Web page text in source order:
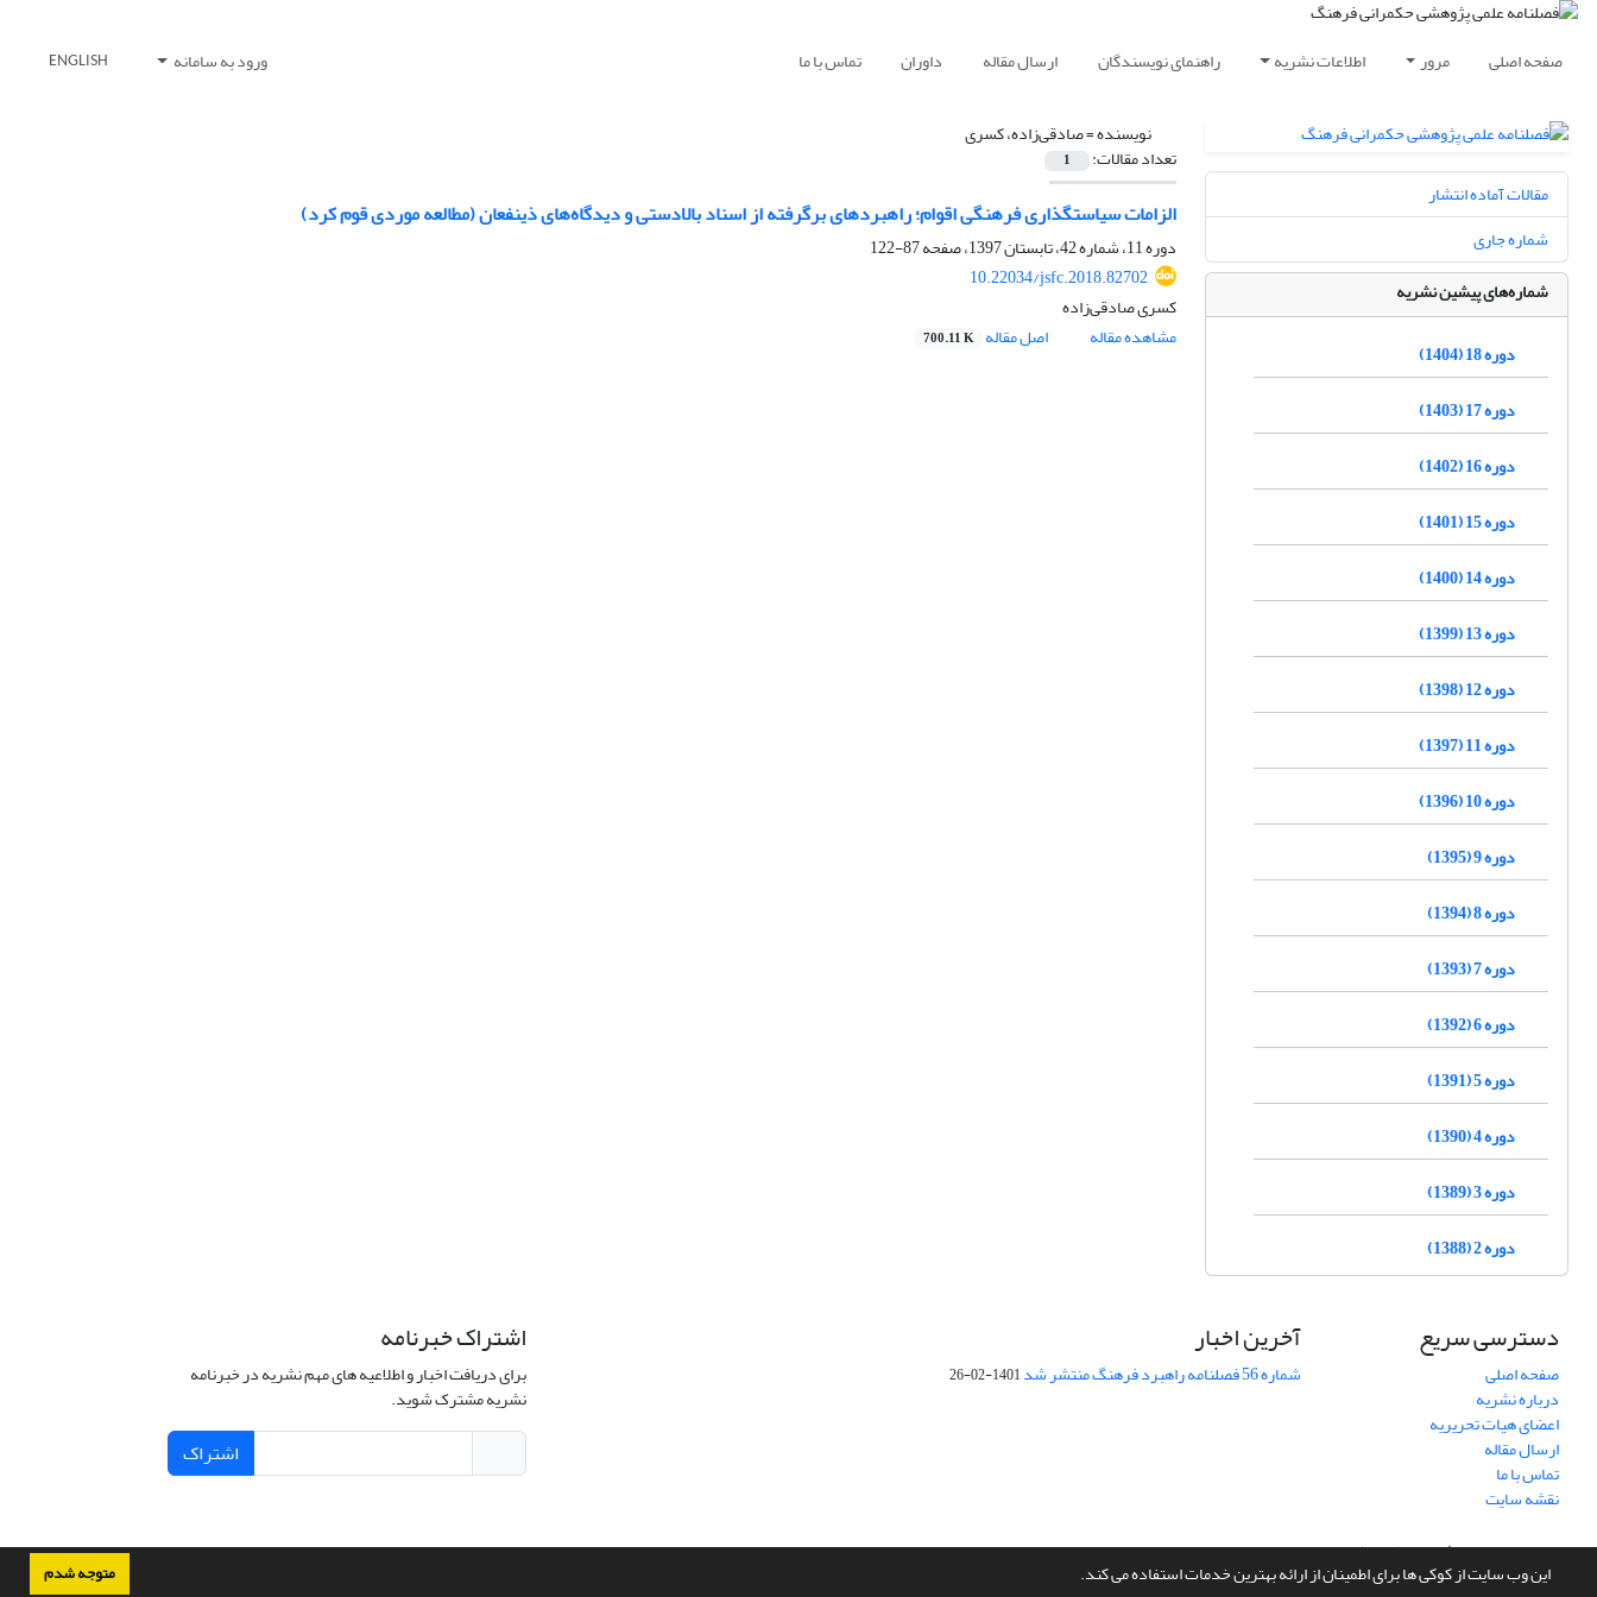
این وب سایت از کوکی ها برای اطمینان از ارائه بهترین خدمات استفاده می کند. متوجه شدم
صفحه اصلی مرور اطلاعات نشریه راهنمای نویسندگان ارسال مقاله داوران تماس با ما ورود به سامانه ENGLISH
نویسنده =صادقی‌زاده، کسری
تعداد مقالات: 1
الزامات سیاستگذاری فرهنگی اقوام؛ راهبردهای برگرفته از اسناد بالادستی و دیدگاه‌های ذینفعان (مطالعه موردی قوم کرد)
دوره 11، شماره 42، تابستان 1397، صفحه
87-122
10.22034/jsfc.2018.82702
کسری صادقی‌زاده
مشاهده مقاله
اصل مقاله 700.11 K
مقالات آماده انتشار
شماره جاری
شماره‌های پیشین نشریه
دوره 18 (1404)
دوره 17 (1403)
دوره 16 (1402)
دوره 15 (1401)
دوره 14 (1400)
دوره 13 (1399)
دوره 12 (1398)
دوره 11 (1397)
دوره 10 (1396)
دوره 9 (1395)
دوره 8 (1394)
دوره 7 (1393)
دوره 6 (1392)
دوره 5 (1391)
دوره 4 (1390)
دوره 3 (1389)
دوره 2 (1388)
دسترسی سریع
صفحه اصلی
درباره نشریه
اعضای هیات تحریریه
ارسال مقاله
تماس با ما
نقشه سایت
آخرین اخبار
شماره 56 فصلنامه راهبرد فرهنگ منتشر شد 1401-02-26
اشتراک خبرنامه
برای دریافت اخبار و اطلاعیه های مهم نشریه در خبرنامه
نشریه مشترک شوید.
اشتراک
سامانه مدیریت نشریات علمی.طراحی و پیاده سازی ازسیناوب